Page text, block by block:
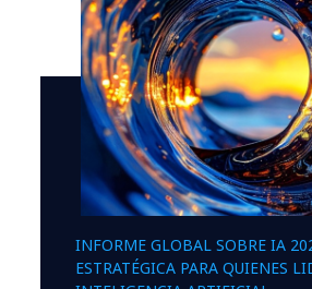
INFORME GLOBAL SOBRE IA
ESTRATÉGICA PARA QUIENES